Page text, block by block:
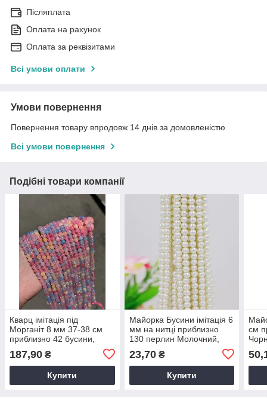
Післяплата
Оплата на рахунок
Оплата за реквізитами
Всі умови оплати
Умови повернення
Повернення товару впродовж 14 днів за домовленістю
Всі умови повернення
Подібні товари компанії
Кварц імітація під
Морганіт 8 мм 37-38 см
приблизно 42 бусини,
187,90 ₴
Купити
Майорка Бусини імітація 6
мм на нитці приблизно
130 перлин Молочний,
діаметр 6 мм, отвір 1 мм
23,70₴
Купити
см